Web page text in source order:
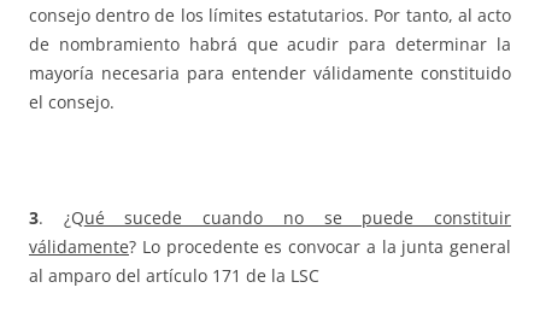
consejo dentro de los límites estatutarios. Por tanto, al acto
de nombramiento habrá que acudir para determinar la
mayoría necesaria para entender válidamente constituido
el consejo.
3. ¿Qué sucede cuando no se puede constituir
válidamente? Lo procedente es convocar a la junta general
al amparo del artículo 171 de la LSC